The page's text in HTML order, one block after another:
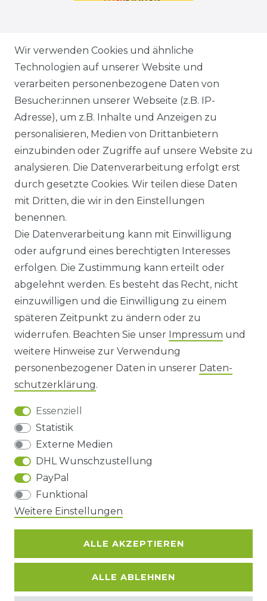
VERSANDARTEN & -KOSTEN
GEWERBETREIBENDE?
HILFE
KONTAKT
ANFAHRT
WIDERRUFS­FORMULAR
HINWEISE ZUR BATTERIEENTSORGUNG
IMPRESSUM
AGB UND KUNDENINFORMATIONEN
DATENSCHUTZERKLÄRUNG
BARRIEREFREIHEIT
Impressum Daten­schutz­erklärung
Barrierefreiheitserklärung
VERTRAG WIDERRUFEN Kontakt
Wir verwenden Cookies und ähnliche
Technologien auf unserer Website und
verarbeiten personenbezogene Daten von
Besucher:innen unserer Webseite (z.B. IP-
Adresse), um z.B. Inhalte und Anzeigen zu
personalisieren, Medien von Drittanbietern
einzubinden oder Zugriffe auf unsere Website zu
analysieren. Die Datenverarbeitung erfolgt erst
durch gesetzte Cookies. Wir teilen diese Daten
mit Dritten, die wir in den Einstellungen
benennen.
Die Datenverarbeitung kann mit Einwilligung
oder aufgrund eines berechtigten Interesses
erfolgen. Die Zustimmung kann erteilt oder
abgelehnt werden. Es besteht das Recht, nicht
einzuwilligen und die Einwilligung zu einem
späteren Zeitpunkt zu ändern oder zu
widerrufen. Beachten Sie unser Impressum und
weitere Hinweise zur Verwendung
personenbezogener Daten in unserer Daten­
schutz­erklärung.
Essenziell
Statistik
Externe Medien
DHL Wunschzustellung
PayPal
Funktional
Weitere Einstellungen
ALLE AKZEPTIEREN
ALLE ABLEHNEN